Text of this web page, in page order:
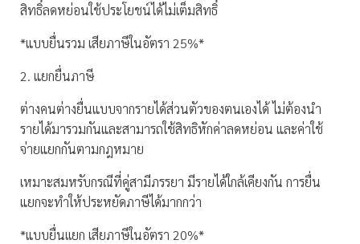
สิทธิ์ลดหย่อนใช้ประโยชน์ได้ไม่เต็มสิทธิ์
*แบบยื่นรวม เสียภาษีในอัตรา 25%*
2. แยกยื่นภาษี
ต่างคนต่างยื่นแบบจากรายได้ส่วนตัวของตนเองได้ ไม่ต้องนำ
รายได้มารวมกันและสามารถใช้สิทธิหักค่าลดหย่อน และค่าใช้
จ่ายแยกกันตามกฎหมาย
เหมาะสมหรับกรณีที่คู่สามีภรรยา มีรายได้ใกล้เคียงกัน การยื่น
แยกจะทำให้ประหยัดภาษีได้มากกว่า
*แบบยื่นเเยก เสียภาษีในอัตรา 20%*